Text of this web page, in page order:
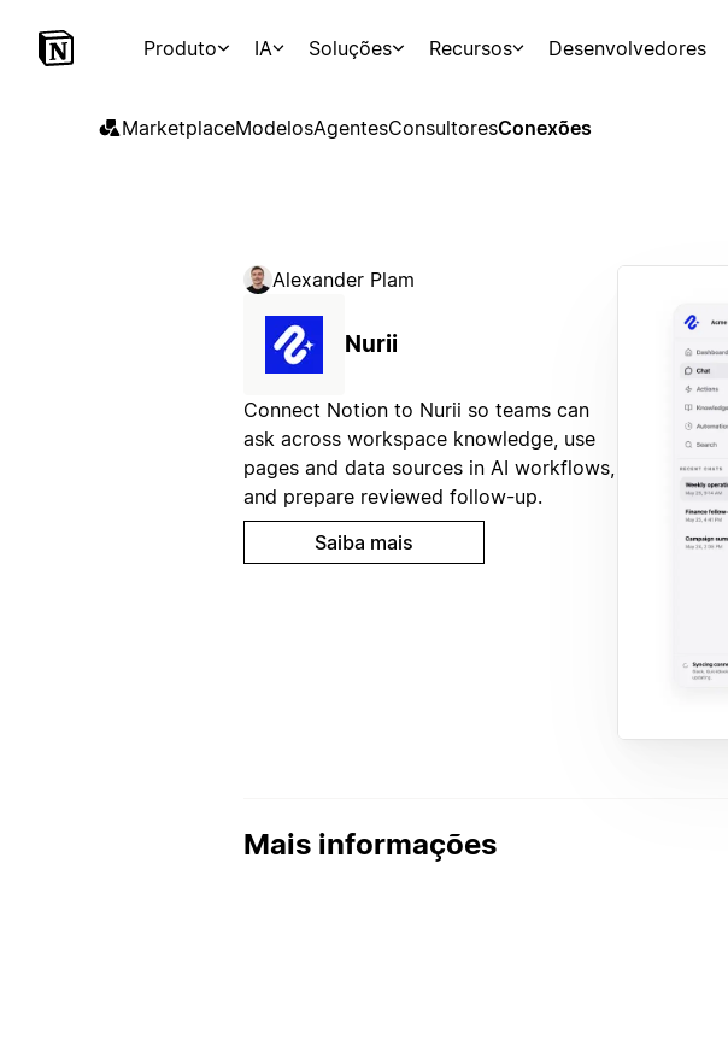
Produto IA Soluções Recursos Desenvolvedores
MarketplaceModelosAgentesConsultoresConexões
Alexander Plam
Nurii
Connect Notion to Nurii so teams can
ask across workspace knowledge, use
pages and data sources in AI workflows,
and prepare reviewed follow-up.
Saiba mais
Mais informações